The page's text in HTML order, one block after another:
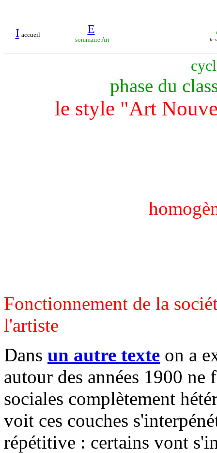
I accueil E
sommaire Art le
phase du
le style "Art
Fonctionnement de la
l'artiste
Dans un autre texte on a
autour des années 1900
sociales complètement
voit ces couches
répétitive : certains vont